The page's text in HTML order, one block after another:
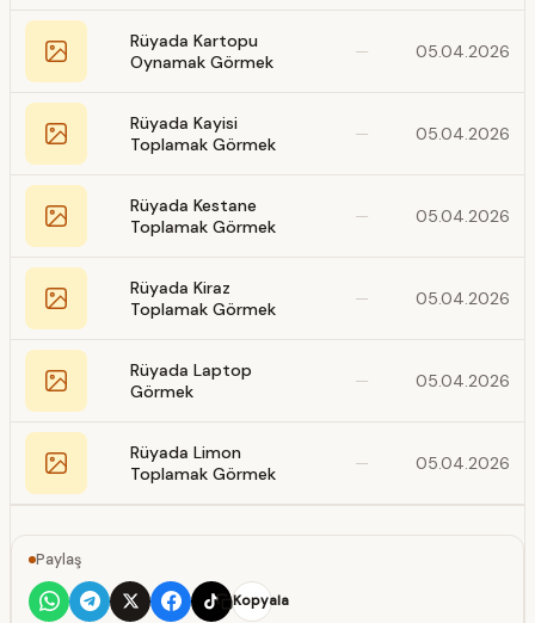
Rüyada Kartopu
Oynamak Görmek
— 05.04.2026
Rüyada Kayisi
Toplamak Görmek
— 05.04.2026
Rüyada Kestane
Toplamak Görmek
— 05.04.2026
Rüyada Kiraz
Toplamak Görmek
— 05.04.2026
Rüyada Laptop
Görmek
— 05.04.2026
Rüyada Limon
Toplamak Görmek
— 05.04.2026
Paylaş
Kopyala